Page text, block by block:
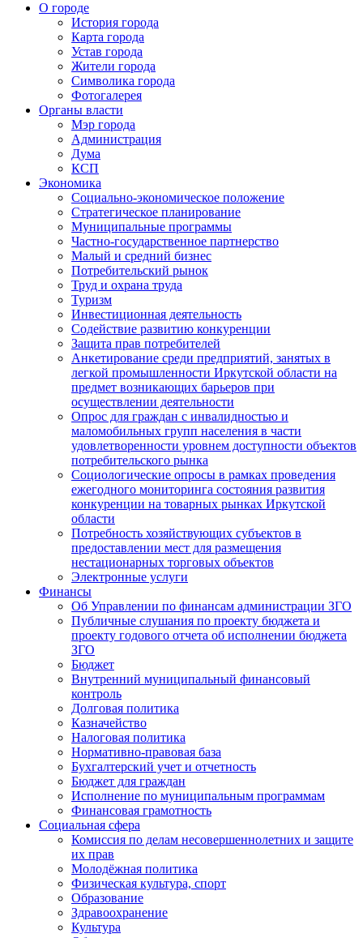
О городе
История города
Карта города
Устав города
Жители города
Символика города
Фотогалерея
Органы власти
Мэр города
Администрация
Дума
КСП
Экономика
Социально-экономическое положение
Стратегическое планирование
Муниципальные программы
Частно-государственное партнерство
Малый и средний бизнес
Потребительский рынок
Труд и охрана труда
Туризм
Инвестиционная деятельность
Содействие развитию конкуренции
Защита прав потребителей
Анкетирование среди предприятий, занятых в
легкой промышленности Иркутской области на
предмет возникающих барьеров при
осуществлении деятельности
Опрос для граждан с инвалидностью и
маломобильных групп населения в части
удовлетворенности уровнем доступности объектов
потребительского рынка
Социологические опросы в рамках проведения
ежегодного мониторинга состояния развития
конкуренции на товарных рынках Иркутской
области
Потребность хозяйствующих субъектов в
предоставлении мест для размещения
нестационарных торговых объектов
Электронные услуги
Финансы
Об Управлении по финансам администрации ЗГО
Публичные слушания по проекту бюджета и
проекту годового отчета об исполнении бюджета
ЗГО
Бюджет
Внутренний муниципальный финансовый
контроль
Долговая политика
Казначейство
Налоговая политика
Нормативно-правовая база
Бухгалтерский учет и отчетность
Бюджет для граждан
Исполнение по муниципальным программам
Финансовая грамотность
Социальная сфера
Комиссия по делам несовершеннолетних и защите
их прав
Молодёжная политика
Физическая культура, спорт
Образование
Здравоохранение
Культура